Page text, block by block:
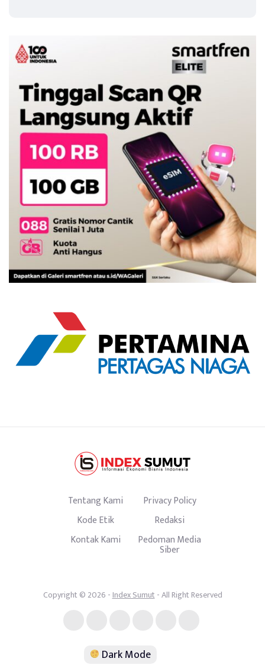
Tentang Kami
Privacy Policy
Kode Etik
Redaksi
Kontak Kami
Pedoman Media
Siber
Copyright © 2026 -Index Sumut- All Right Reserved
Dark Mode